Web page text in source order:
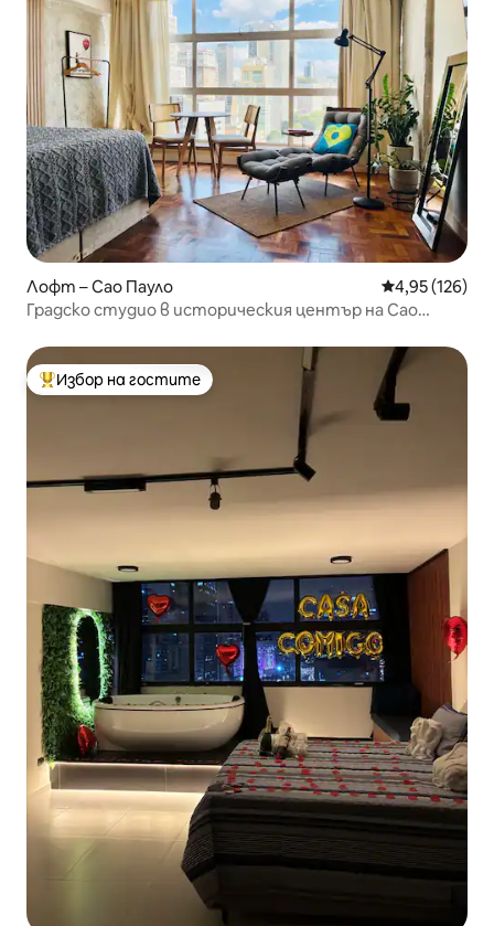
Лофт – Сао Пауло Средна
4,95 (126)
Градско студио в историческия център на Сао
Най-популярен избор на гостите
Избор на гостите